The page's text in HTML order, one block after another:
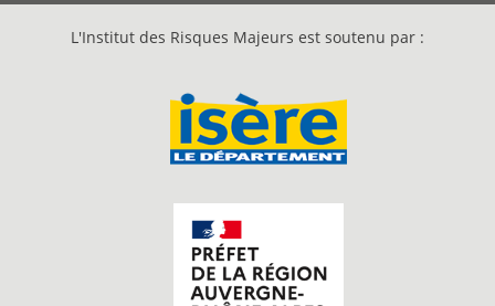
L'Institut des Risques Majeurs est soutenu par :